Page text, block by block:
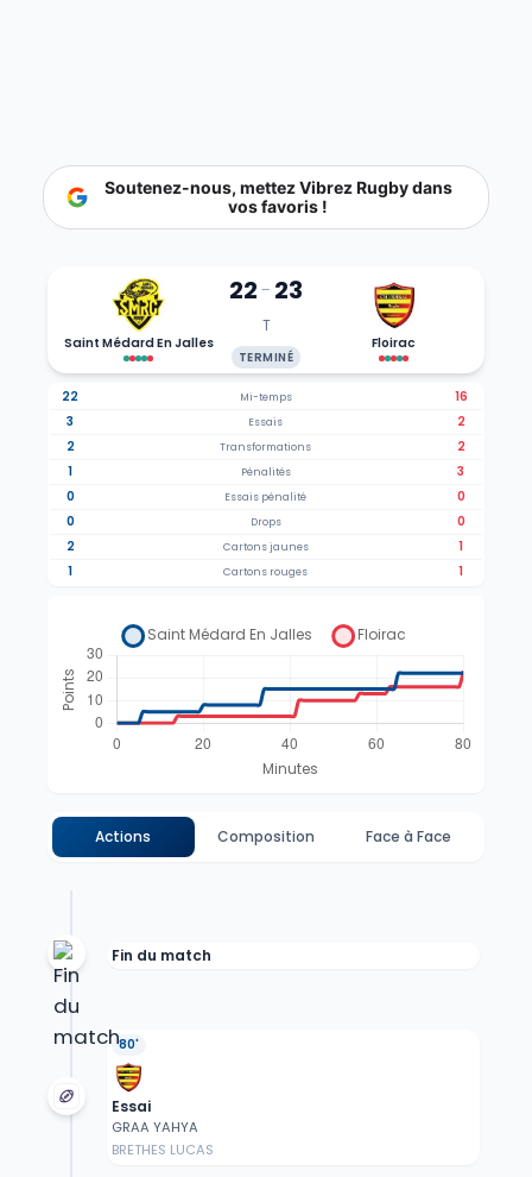
Soutenez-nous, mettez Vibrez Rugby dans
vos favoris !
Saint Médard En Jalles
22- 23
T
TERMINÉ
Floirac
22 Mi-temps
16
3
Essais
2
2
Transformations
2
1
Pénalités
3
0
Essais pénalité
0
0
Drops
0
2
Cartons jaunes
1
1
Cartons rouges 1
Actions Composition Face à Face
Fin du match
80'
Essai
GRAA YAHYA
BRETHES LUCAS